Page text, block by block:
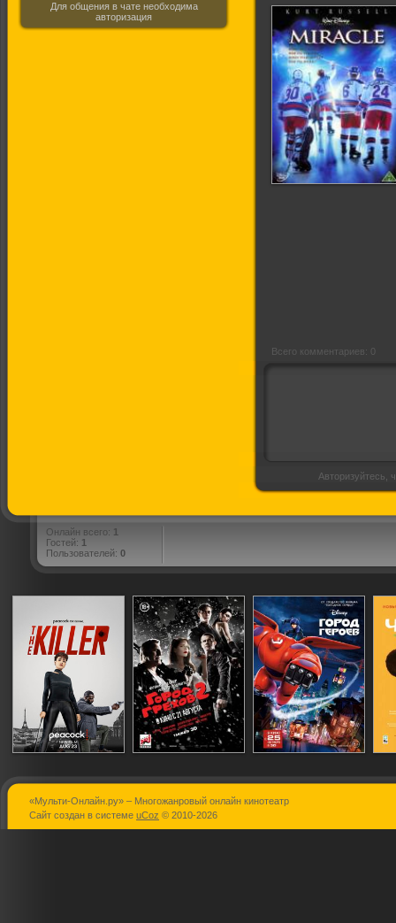
Для общения в чате необходима
авторизация
Всего комментариев: 0
Авторизуйтесь,
Онлайн всего: 1
Гостей: 1
Пользователей: 0
Наёмный
Город грехов 2:
«Мульти-Онлайн.ру» – Многожанровый онлайн кинотеатр
Сайт создан в системе uCoz © 2010-2026